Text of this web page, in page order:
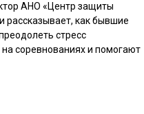
АНО «Центр защиты
рассказывает, как бывшие
стресс
соревнованиях и помогают